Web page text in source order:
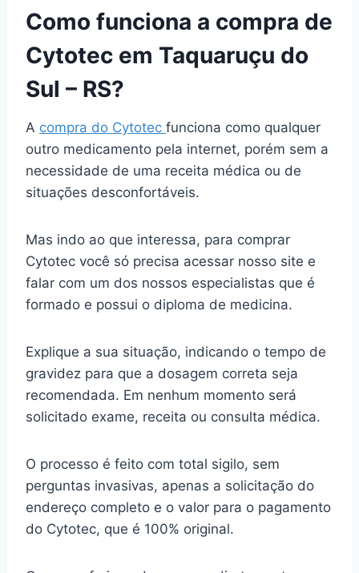
Como funciona a compra de
Cytotec em Taquaruçu do
Sul – RS?
A compra do Cytotec funciona como qualquer
outro medicamento pela internet, porém sem a
necessidade de uma receita médica ou de
situações desconfortáveis.
Mas indo ao que interessa, para comprar
Cytotec você só precisa acessar nosso site e
falar com um dos nossos especialistas que é
formado e possui o diploma de medicina.
Explique a sua situação, indicando o tempo de
gravidez para que a dosagem correta seja
recomendada. Em nenhum momento será
solicitado exame, receita ou consulta médica.
O processo é feito com total sigilo, sem
perguntas invasivas, apenas a solicitação do
endereço completo e o valor para o pagamento
do Cytotec, que é 100% original.